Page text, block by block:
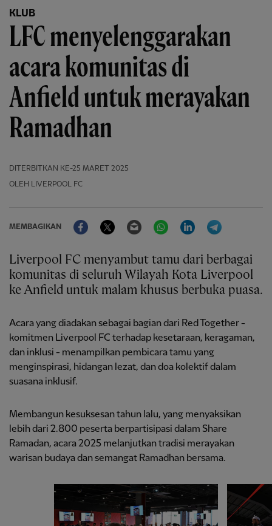
KLUB
LFC menyelenggarakan
acara komunitas di
Anfield untuk merayakan
Ramadhan
DITERBITKAN KE-25 MARET 2025
OLEH LIVERPOOL FC
MEMBAGIKAN
FacebookTwitter Email WhatsAppLinkedIn
Liverpool FC menyambut tamu dari berbagai
komunitas di seluruh Wilayah Kota Liverpool
ke Anfield untuk malam khusus berbuka puasa.
Acara yang diadakan sebagai bagian dari Red Together -
komitmen Liverpool FC terhadap kesetaraan, keragaman,
dan inklusi - menampilkan pembicara tamu yang
menginspirasi, hidangan lezat, dan doa kolektif dalam
suasana inklusif.
Membangun kesuksesan tahun lalu, yang menyaksikan
lebih dari 2.800 peserta berpartisipasi dalam Share
Ramadan, acara 2025 melanjutkan tradisi merayakan
warisan budaya dan semangat Ramadhan bersama.